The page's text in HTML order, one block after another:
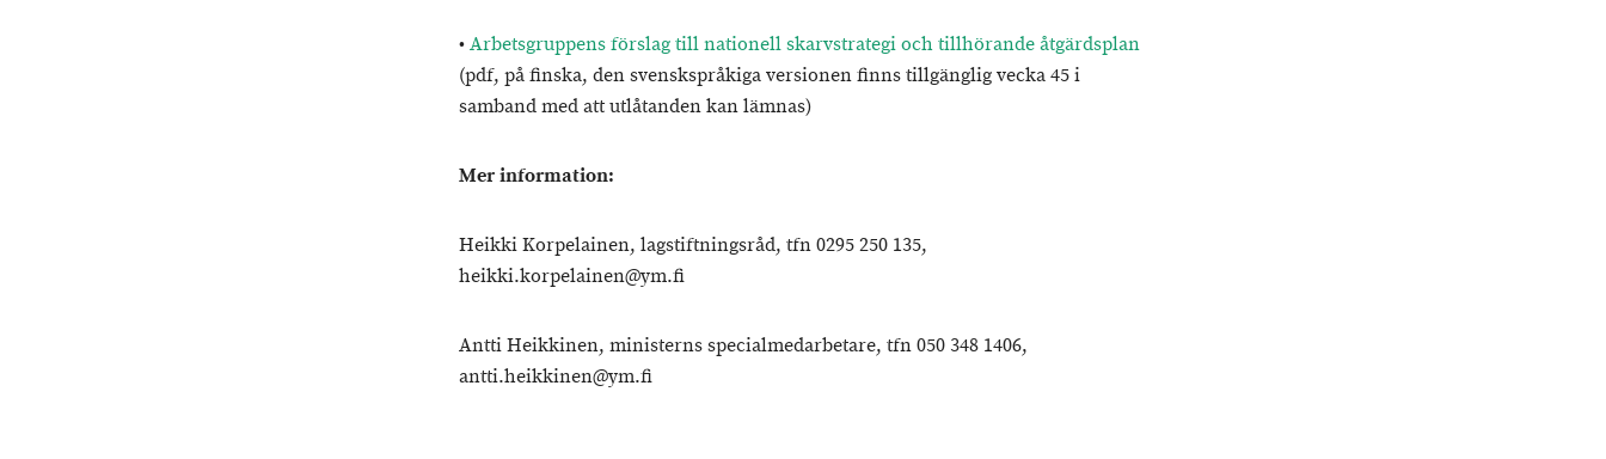
•Arbetsgruppens förslag till nationell skarvstrategi och tillhörande åtgärdsplan
(pdf, på finska, den svenskspråkiga versionen finns tillgänglig vecka 45 i
samband med att utlåtanden kan lämnas)
Mer information:
Heikki Korpelainen, lagstiftningsråd, tfn 0295 250 135,
heikki.korpelainen@ym.fi
Antti Heikkinen, ministerns specialmedarbetare, tfn 050 348 1406,
antti.heikkinen@ym.fi